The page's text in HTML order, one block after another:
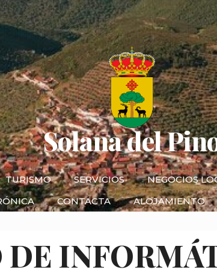
Solana del
TURISMO SERVICIOS NEGOCIOS
CONTACTA ALOJAMIENTO
DE